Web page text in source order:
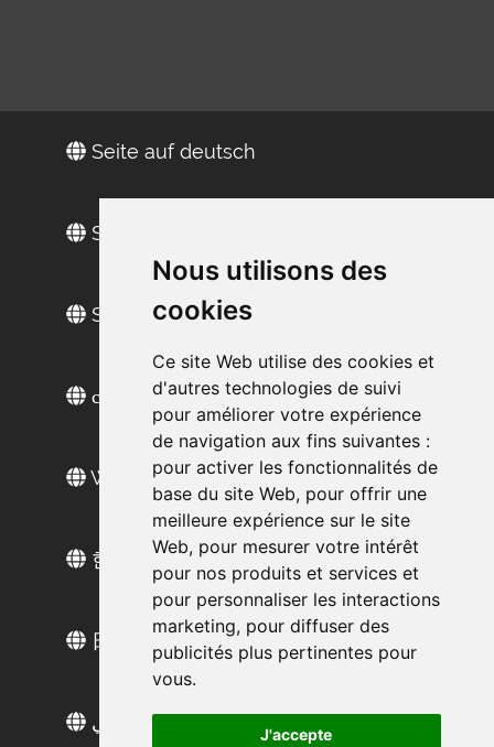
Nous utilisons des
cookies
Ce site Web utilise des cookies et
d'autres technologies de suivi
pour améliorer votre expérience
de navigation aux fins suivantes :
pour activer les fonctionnalités de
base du site Web, pour offrir une
meilleure expérience sur le site
Web, pour mesurer votre intérêt
pour nos produits et services et
pour personnaliser les interactions
marketing, pour diffuser des
publicités plus pertinentes pour
vous.
J'accepte
Seite auf deutsch
Site in Englisch
Sitio web en español
сайт на русском
Web sitesi türkçe
한국 웹 사이트
日本語ウェブサイト
الموقع العربي